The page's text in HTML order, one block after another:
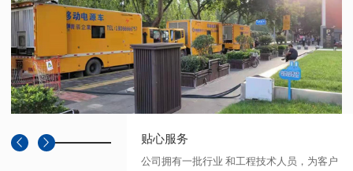
贴心服务
公司拥有一批行业 和工程技术人员，为客户